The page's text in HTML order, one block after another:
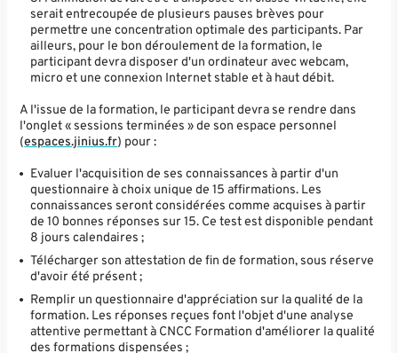
serait entrecoupée de plusieurs pauses brèves pour
permettre une concentration optimale des participants. Par
ailleurs, pour le bon déroulement de la formation, le
participant devra disposer d'un ordinateur avec webcam,
micro et une connexion Internet stable et à haut débit.
A l'issue de la formation, le participant devra se rendre dans
l'onglet « sessions terminées » de son espace personnel
(espaces.jinius.fr) pour :
Evaluer l'acquisition de ses connaissances à partir d'un
questionnaire à choix unique de 15 affirmations. Les
connaissances seront considérées comme acquises à partir
de 10 bonnes réponses sur 15. Ce test est disponible pendant
8 jours calendaires ;
Télécharger son attestation de fin de formation, sous réserve
d'avoir été présent ;
Remplir un questionnaire d'appréciation sur la qualité de la
formation. Les réponses reçues font l'objet d'une analyse
attentive permettant à CNCC Formation d'améliorer la qualité
des formations dispensées ;